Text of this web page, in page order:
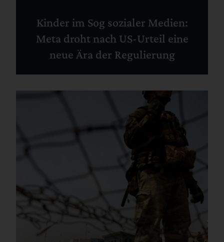
Kinder im Sog sozialer Medien:
Meta droht nach US-Urteil eine
neue Ära der Regulierung